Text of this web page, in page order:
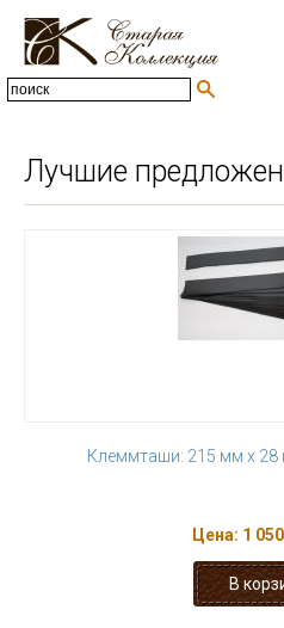
Лучшие
Клеммташи: 215 мм х 28
Цена: 1